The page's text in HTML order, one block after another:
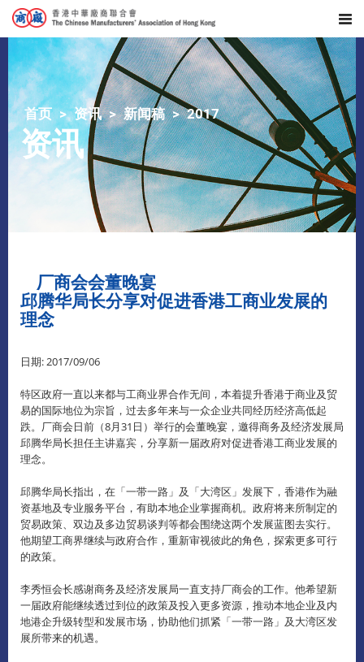
首页 资讯 新闻稿 2017
资讯
厂商会会董晚宴
邱腾华局长分享对促进香港工商业发展的
理念
日期: 2017/09/06
特区政府一直以来都与工商业界合作无间，本着提升香港于商业及贸
易的国际地位为宗旨，过去多年来与一众企业共同经历经济高低起
跌。 厂商会日前（8月31日）举行的会董晚宴，邀得商务及经济发展局
邱腾华局长担任主讲嘉宾，分享新一届政府对促进香港工商业发展的
理念。
邱腾华局长指出，在「一带一路」及「大湾区」发展下，香港作为融
资基地及专业服务平台，有助本地企业掌握商机。 政府将来所制定的
贸易政策、双边及多边贸易谈判等都会围绕这两个发展蓝图去实行。
他期望工商界继续与政府合作，重新审视彼此的角色，探索更多可行
的政策。
李秀恒会长感谢商务及经济发展局一直支持厂商会的工作。 他希望新
一届政府能继续透过到位的政策及投入更多资源，推动本地企业及内
地港企升级转型和发展市场，协助他们抓紧「一带一路」及大湾区发
展所带来的机遇。